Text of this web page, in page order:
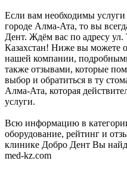
Если вам необходимы
городе Алма-Ата, то вы
Дент. Ждём вас по адресу
Казахстан! Ниже вы можете
нашей компании,
также отзывами, которые
выбор и обратиться в ту
Алма-Ата, которая
услуги.
Всю информацию в
оборудование, рейтинг и
клинике Добро Дент Вы
med-kz.com